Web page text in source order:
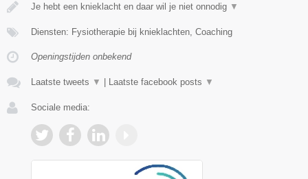
Je hebt een knieklacht en daar wil je niet onnodig ▼
Diensten: Fysiotherapie bij knieklachten, Coaching
Openingstijden onbekend
Laatste tweets ▼ Laatste facebook posts ▼
Sociale media: